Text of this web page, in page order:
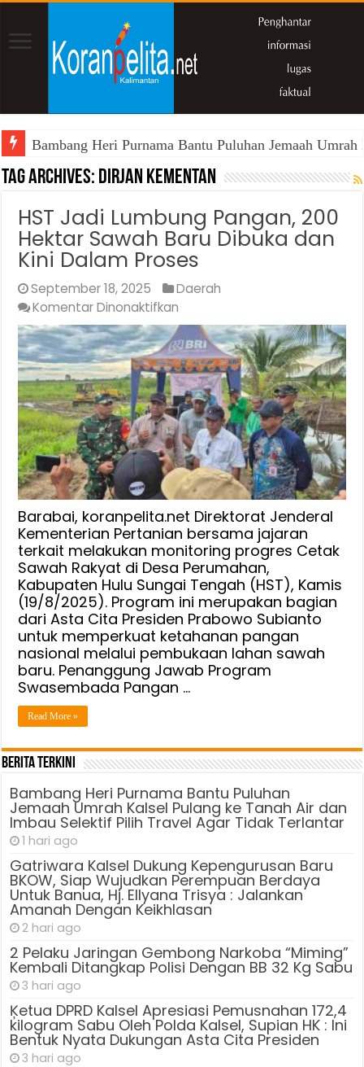
Bambang Heri Purnama Bantu Puluhan Jemaah
Tag Archives: Dirjan Kementan
HST Jadi Lumbung Pangan, 200
Hektar Sawah Baru Dibuka dan
Kini Dalam Proses
September 18, 2025
Daerah
Komentar Dinonaktifkan
HST
Jadi
Lumbung
Pangan,
200
Hektar
Sawah
Baru
Dibuka
dan
Kini
Dalam
Proses
Barabai, koranpelita.net Direktorat Jenderal
Kementerian Pertanian bersama jajaran
terkait melakukan monitoring progres Cetak
Sawah Rakyat di Desa Perumahan,
Kabupaten Hulu Sungai Tengah (HST), Kamis
(19/8/2025). Program ini merupakan bagian
dari Asta Cita Presiden Prabowo Subianto
untuk memperkuat ketahanan pangan
nasional melalui pembukaan lahan sawah
baru. Penanggung Jawab Program
Swasembada Pangan …
Read More »
Berita Terkini
Bambang Heri Purnama Bantu Puluhan
Jemaah Umrah Kalsel Pulang ke Tanah Air dan
Imbau Selektif Pilih Travel Agar Tidak Terlantar
1 hari ago
Gatriwara Kalsel Dukung Kepengurusan Baru
BKOW, Siap Wujudkan Perempuan Berdaya
Untuk Banua, Hj. Ellyana Trisya : Jalankan
Amanah Dengan Keikhlasan
2 hari ago
2 Pelaku Jaringan Gembong Narkoba “Miming”
Kembali Ditangkap Polisi Dengan BB 32 Kg Sabu
3 hari ago
Ķetua DPRD Kalsel Apresiasi Pemusnahan 172,4
kilogram Sabu Oleh Polda Kalsel, Supian HK : Ini
Bentuk Nyata Dukungan Asta Cita Presiden
3 hari ago